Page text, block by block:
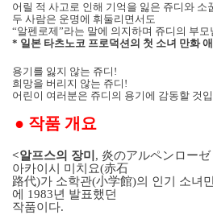
어릴 적 사고로 인해 기억을 잃은 쥬디와 소
두 사람은 운명에 휘둘리면서도
“알펜로제”라는 말에 의지하며 쥬디의 부
* 일본 타츠노코 프로덕션의 첫 소녀 만화
용기를 잃지 않는 쥬디 !
희망을 버리지 않는 쥬디 !
어린이 여러분은 쥬디의 용기에 감동할 것
● 작품 개요
<알프스의 장미 , 炎のアルペンローゼ
아카이시 미치요(赤石
路代)가 소학관(小学館)의 인기 소녀
에 1983년 발표했던
작품이다.